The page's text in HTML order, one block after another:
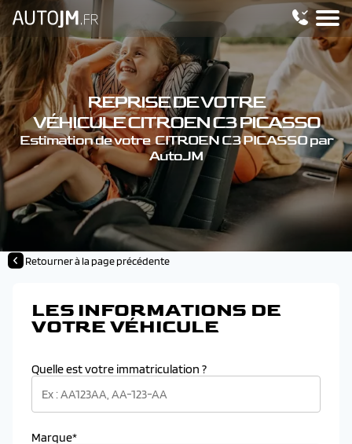
REPRISE DE VOTRE
VÉHICULE CITROEN C3 PICASSO
Estimation de votre CITROEN C3 PICASSO par
AutoJM
Retourner à la page précédente
LES INFORMATIONS DE
VOTRE VÉHICULE
Quelle est votre immatriculation ?
Marque*